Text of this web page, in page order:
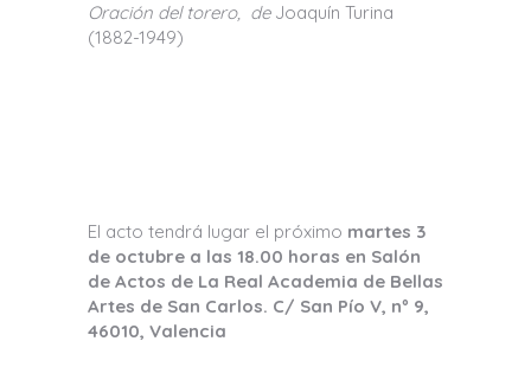
Oración del torero, de Joaquín Turina
(1882-1949)
El acto tendrá lugar el próximo martes 3
de octubre a las 18.00 horas en Salón
de Actos de La Real Academia de Bellas
Artes de San Carlos. C/ San Pío V, nº 9,
46010, Valencia